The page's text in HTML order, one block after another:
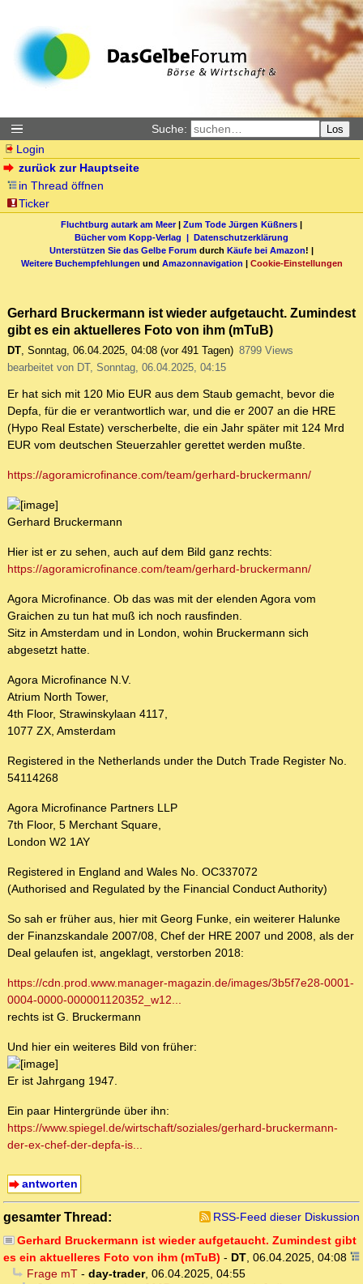
Suche: Los
Login
zurück zur Hauptseite
in Thread öffnen
Ticker
Fluchtburg autark am Meer| Zum Tode Jürgen Küßners |
Bücher vom Kopp-Verlag | Datenschutzerklärung
Unterstützen Sie das Gelbe Forum durch Käufe bei Amazon! |
Weitere Buchempfehlungen und Amazonnavigation | Cookie-Einstellungen
Gerhard Bruckermann ist wieder aufgetaucht. Zumindest
gibt es ein aktuelleres Foto von ihm (mTuB)
DT, Sonntag, 06.04.2025, 04:08 (vor 491 Tagen) 8799 Views
bearbeitet von DT, Sonntag, 06.04.2025, 04:15
Er hat sich mit 120 Mio EUR aus dem Staub gemacht, bevor die
Depfa, für die er verantwortlich war, und die er 2007 an die HRE
(Hypo Real Estate) verscherbelte, die ein Jahr später mit 124 Mrd
EUR vom deutschen Steuerzahler gerettet werden mußte.
https://agoramicrofinance.com/team/gerhard-bruckermann/
Gerhard Bruckermann
Hier ist er zu sehen, auch auf dem Bild ganz rechts:
https://agoramicrofinance.com/team/gerhard-bruckermann/
Agora Microfinance. Ob das was mit der elenden Agora vom
Graichen zu tun hat muß ich noch rausfinden.
Sitz in Amsterdam und in London, wohin Bruckermann sich
abgesetzt hatte.
Agora Microfinance N.V.
Atrium North Tower,
4th Floor, Strawinskylaan 4117,
1077 ZX, Amsterdam
Registered in the Netherlands under the Dutch Trade Register No.
54114268
Agora Microfinance Partners LLP
7th Floor, 5 Merchant Square,
London W2 1AY
Registered in England and Wales No. OC337072
(Authorised and Regulated by the Financial Conduct Authority)
So sah er früher aus, hier mit Georg Funke, ein weiterer Halunke
der Finanzskandale 2007/08, Chef der HRE 2007 und 2008, als der
Deal gelaufen ist, angeklagt, verstorben 2018:
https://cdn.prod.www.manager-magazin.de/images/3b5f7e28-0001-
0004-0000-000001120352_w12...
rechts ist G. Bruckermann
Und hier ein weiteres Bild von früher:
Er ist Jahrgang 1947.
Ein paar Hintergründe über ihn:
https://www.spiegel.de/wirtschaft/soziales/gerhard-bruckermann-
der-ex-chef-der-depfa-is...
antworten
gesamter Thread:
RSS-Feed dieser Diskussion
Gerhard Bruckermann ist wieder aufgetaucht. Zumindest gibt
es ein aktuelleres Foto von ihm (mTuB) - DT, 06.04.2025, 04:08
Frage mT- day-trader, 06.04.2025, 04:55